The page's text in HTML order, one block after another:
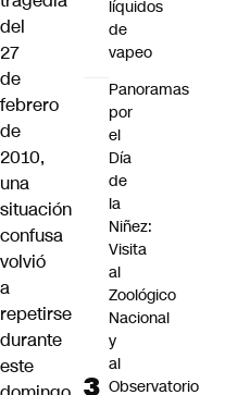
del
27
de
febrero
de
2010,
una
situación
confusa
volvió
a
repetirse
durante
este
líquidos
de
vapeo
Panoramas
por
el
Día
de
la
Niñez:
Visita
al
Zoológico
Nacional
y
al
Observatorio